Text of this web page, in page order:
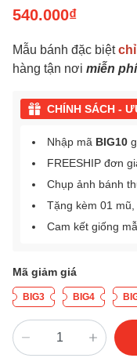
540.000₫
Mẫu bánh đặc biệt
hàng tận nơi miễn
CHÍNH SÁCH -
Nhập mã BIG10
FREESHIP đơn
Chụp ảnh bánh
Tặng kèm 01
Cam kết giống
Mã giảm giá
BIG3 BIG4